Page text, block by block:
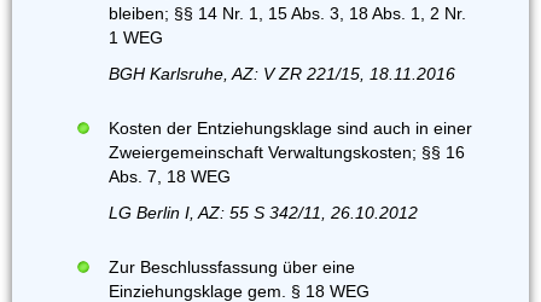
bleiben; §§ 14 Nr. 1, 15 Abs. 3, 18 Abs. 1, 2 Nr.
1 WEG
BGH Karlsruhe, AZ: V ZR 221/15, 18.11.2016
Kosten der Entziehungsklage sind auch in einer
Zweiergemeinschaft Verwaltungskosten; §§ 16
Abs. 7, 18 WEG
LG Berlin I, AZ: 55 S 342/11, 26.10.2012
Zur Beschlussfassung über eine
Einziehungsklage gem. § 18 WEG